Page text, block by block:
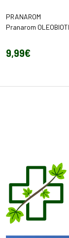
PRANAROM
Pranarom
9,99€